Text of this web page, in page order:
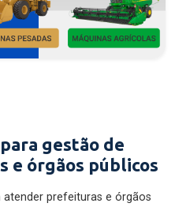
gestão de
e órgãos públicos
prefeituras e órgãos